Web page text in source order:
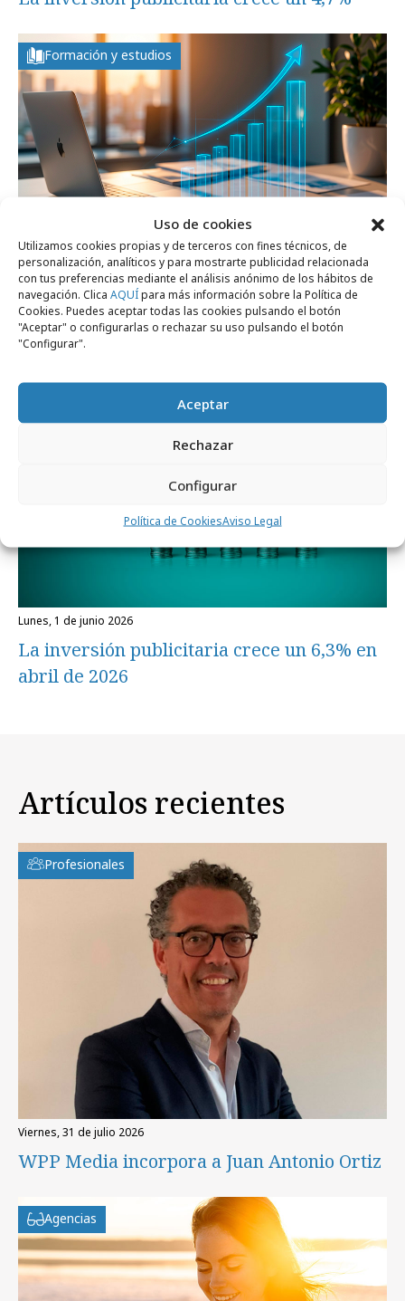
Uso de cookies
Utilizamos cookies propias y de terceros con fines técnicos, de
personalización, analíticos y para mostrarte publicidad relacionada
con tus preferencias mediante el análisis anónimo de los hábitos de
navegación. Clica AQUÍpara más información sobre la Política de
Cookies. Puedes aceptar todas las cookies pulsando el botón
"Aceptar" o configurarlas o rechazar su uso pulsando el botón
"Configurar".
Aceptar
Rechazar
Configurar
Política de CookiesAviso Legal
Formación y estudios
martes, 30 de junio 2026
La inversión publicitaria crece un 3,6% en
mayo
lunes, 1 de junio 2026
La inversión publicitaria crece un 6,3% en
abril de 2026
Artículos recientes
Profesionales
viernes, 31 de julio 2026
WPP Media incorpora a Juan Antonio Ortiz
Agencias